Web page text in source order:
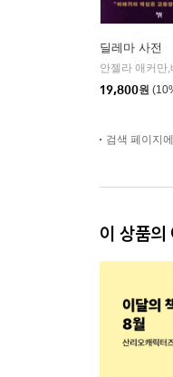
딜레마 사전
19,800원
검색 페이지
이 상품의